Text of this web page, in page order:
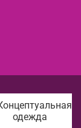
одежда